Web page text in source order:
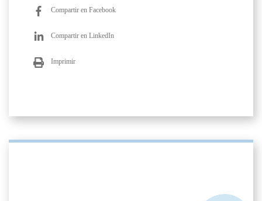
Compartir en Facebook
Compartir en LinkedIn
Imprimir